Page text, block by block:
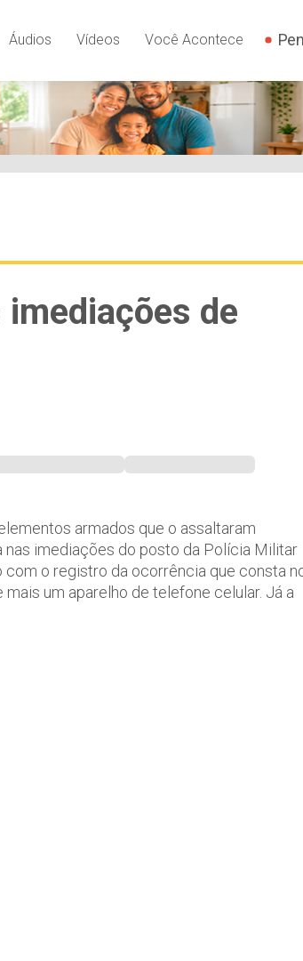
Áudios Vídeos Você Acontece
de
armados que o assaltaram
nas imediações do posto da Polícia Militar
o registro da ocorrência que consta
um aparelho de telefone celular. Já a